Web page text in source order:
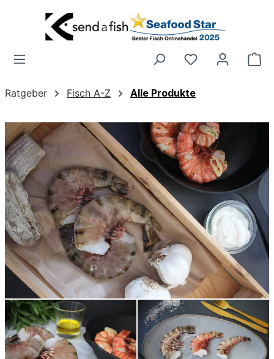
Zum Hauptinhalt springen
Ratgeber Fisch A-Z Alle Produkte